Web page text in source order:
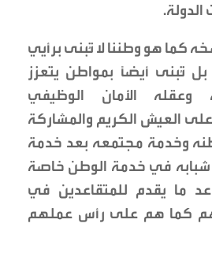
كما هو وطننا لا تُبنى برأيي
بل تُبنى أيضًا بمواطن يتعزز
الأمان الوظيفي
على العيش الكريم والمشاركة
وخدمة مجتمعه بعد خدمة
في خدمة الوطن خاصة
ما يقدم للمتقاعدين في
كما هم على رأس عملهم